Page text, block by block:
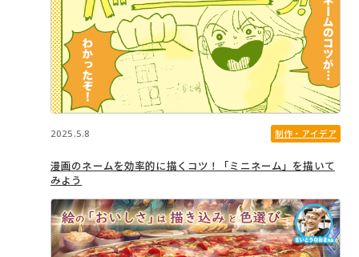
2025.5.8 制作・アイデア
漫画のネームを効率的に描くコツ！「ミニネーム」を描いて
みよう